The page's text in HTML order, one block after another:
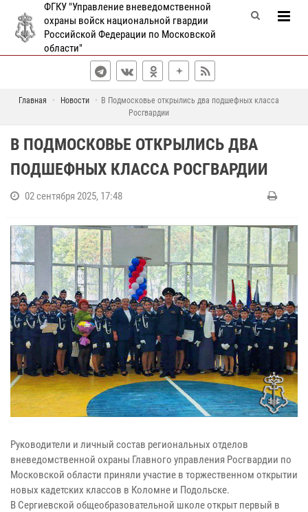
ФГКУ "Управление вневедомственной
охраны войск национальной гвардии
Российской Федерации по Московской
области"
Главная Новости
В Подмосковье открылись два подшефных класса
Росгвардии
В ПОДМОСКОВЬЕ ОТКРЫЛИСЬ ДВА
ПОДШЕФНЫХ КЛАССА РОСГВАРДИИ
02 сентября 2025, 17:48
Руководители и личный состав региональных отделов
вневедомственной охраны Главного управления Росгвардии по
Московской области приняли участие в торжественном открытии
новых кадетских классов в Коломне и Подольске.
В Сергиевской общеобразовательной школе открыт первый в